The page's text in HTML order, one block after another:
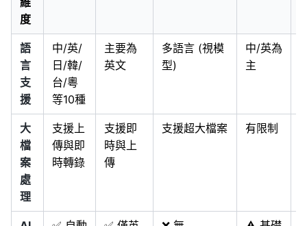
度
語
言
支
援
中/英/
日/韓/
台/粵
等10種
主要為
英文
多語言 (視模
型)
中/英為
主
大
檔
案
處
理
支援上
傳與即
時轉錄
支援即
時與上
傳
支援超大檔案 有限制